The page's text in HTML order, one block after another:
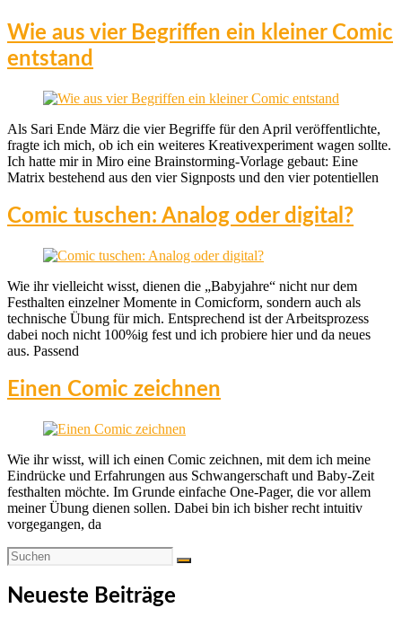
Wie aus vier Begriffen ein kleiner Comic
entstand
Als Sari Ende März die vier Begriffe für den April veröffentlichte,
fragte ich mich, ob ich ein weiteres Kreativexperiment wagen sollte.
Ich hatte mir in Miro eine Brainstorming-Vorlage gebaut: Eine
Matrix bestehend aus den vier Signposts und den vier potentiellen
Comic tuschen: Analog oder digital?
Wie ihr vielleicht wisst, dienen die „Babyjahre“ nicht nur dem
Festhalten einzelner Momente in Comicform, sondern auch als
technische Übung für mich. Entsprechend ist der Arbeitsprozess
dabei noch nicht 100%ig fest und ich probiere hier und da neues
aus. Passend
Einen Comic zeichnen
Wie ihr wisst, will ich einen Comic zeichnen, mit dem ich meine
Eindrücke und Erfahrungen aus Schwangerschaft und Baby-Zeit
festhalten möchte. Im Grunde einfache One-Pager, die vor allem
meiner Übung dienen sollen. Dabei bin ich bisher recht intuitiv
vorgegangen, da
Neueste Beiträge